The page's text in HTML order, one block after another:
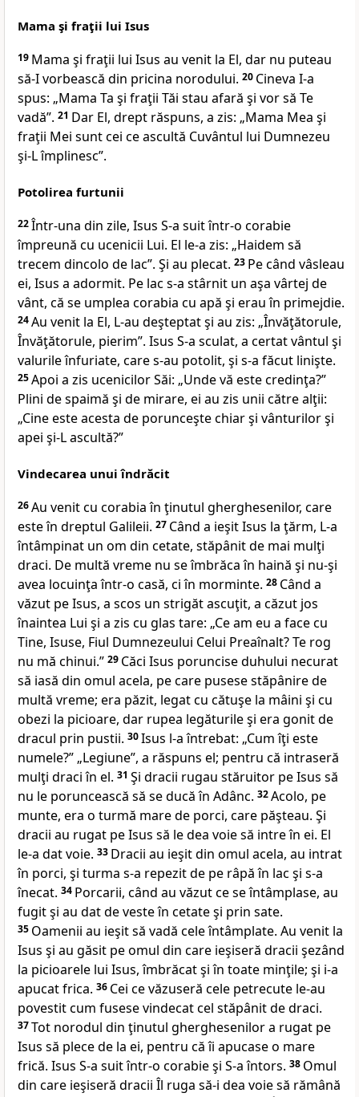
Mama şi fraţii lui Isus
19 Mama şi fraţii lui Isus au venit la El, dar nu puteau
să-I vorbească din pricina norodului. 20 Cineva I-a
spus: „Mama Ta şi fraţii Tăi stau afară şi vor să Te
vadă”. 21 Dar El, drept răspuns, a zis: „Mama Mea şi
fraţii Mei sunt cei ce ascultă Cuvântul lui Dumnezeu
şi-L împlinesc”.
Potolirea furtunii
22Într-una din zile, Isus S-a suit într-o corabie
împreună cu ucenicii Lui. El le-a zis: „Haidem să
trecem dincolo de lac”. Şi au plecat. 23 Pe când vâsleau
ei, Isus a adormit. Pe lac s-a stârnit un aşa vârtej de
vânt, că se umplea corabia cu apă şi erau în primejdie.
24Au venit la El, L-au deşteptat şi au zis: „Învăţătorule,
Învăţătorule, pierim”. Isus S-a sculat, a certat vântul şi
valurile înfuriate, care s-au potolit, şi s-a făcut linişte.
25Apoi a zis ucenicilor Săi: „Unde vă este credinţa?”
Plini de spaimă şi de mirare, ei au zis unii către alţii:
„Cine este acesta de porunceşte chiar şi vânturilor şi
apei şi-L ascultă?”
Vindecarea unui îndrăcit
26Au venit cu corabia în ţinutul gherghesenilor, care
este în dreptul Galileii. 27 Când a ieşit Isus la ţărm, L-a
întâmpinat un om din cetate, stăpânit de mai mulţi
draci. De multă vreme nu se îmbrăca în haină şi nu-şi
avea locuinţa într-o casă, ci în morminte. 28 Când a
văzut pe Isus, a scos un strigăt ascuţit, a căzut jos
înaintea Lui şi a zis cu glas tare: „Ce am eu a face cu
Tine, Isuse, Fiul Dumnezeului Celui Preaînalt? Te rog
nu mă chinui.” 29 Căci Isus poruncise duhului necurat
să iasă din omul acela, pe care pusese stăpânire de
multă vreme; era păzit, legat cu cătuşe la mâini şi cu
obezi la picioare, dar rupea legăturile şi era gonit de
dracul prin pustii. 30Isus l-a întrebat: „Cum îţi este
numele?” „Legiune”, a răspuns el; pentru că intraseră
mulţi draci în el. 31 Şi dracii rugau stăruitor pe Isus să
nu le poruncească să se ducă în Adânc. 32Acolo, pe
munte, era o turmă mare de porci, care păşteau. Şi
dracii au rugat pe Isus să le dea voie să intre în ei. El
le-a dat voie. 33 Dracii au ieşit din omul acela, au intrat
în porci, şi turma s-a repezit de pe râpă în lac şi s-a
înecat. 34 Porcarii, când au văzut ce se întâmplase, au
fugit şi au dat de veste în cetate şi prin sate.
35 Oamenii au ieşit să vadă cele întâmplate. Au venit la
Isus şi au găsit pe omul din care ieşiseră dracii şezând
la picioarele lui Isus, îmbrăcat şi în toate minţile; şi i-a
apucat frica. 36 Cei ce văzuseră cele petrecute le-au
povestit cum fusese vindecat cel stăpânit de draci.
37Tot norodul din ţinutul gherghesenilor a rugat pe
Isus să plece de la ei, pentru că îi apucase o mare
frică. Isus S-a suit într-o corabie şi S-a întors. 38 Omul
din care ieşiseră dracii Îl ruga să-i dea voie să rămână